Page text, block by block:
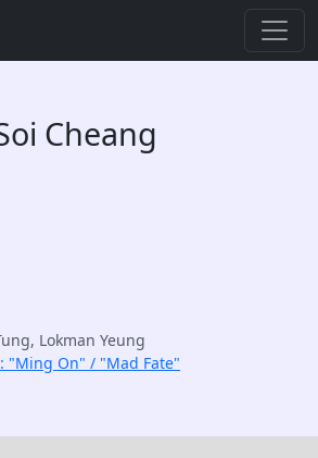
Cheang
Lokman Yeung
"Ming On" / "Mad Fate"